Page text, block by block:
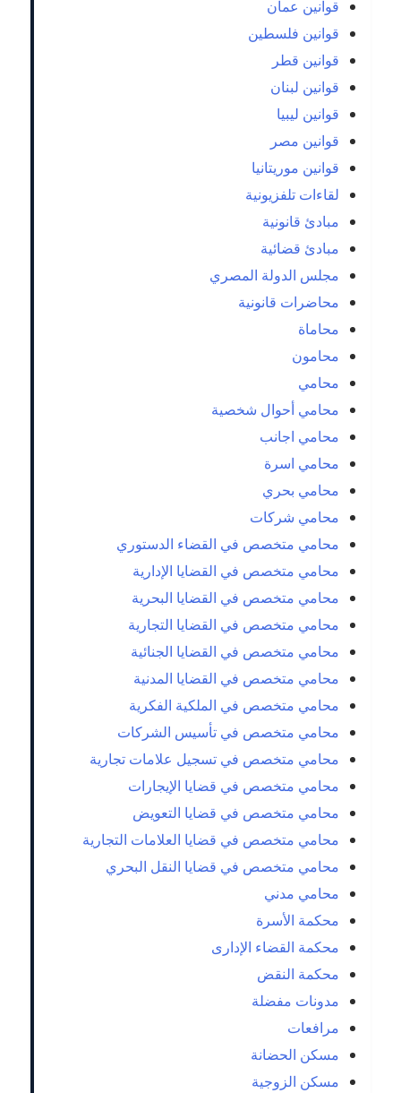
قوانين عمان
قوانين فلسطين
قوانين قطر
قوانين لبنان
قوانين ليبيا
قوانين مصر
قوانين موريتانيا
لقاءات تلفزيونية
مبادئ قانونية
مبادئ قضائية
مجلس الدولة المصري
محاضرات قانونية
محاماة
محامون
محامي
محامي أحوال شخصية
محامي اجانب
محامي اسرة
محامي بحري
محامي شركات
محامي متخصص في القضاء الدستوري
محامي متخصص في القضايا الإدارية
محامي متخصص في القضايا البحرية
محامي متخصص في القضايا التجارية
محامي متخصص في القضايا الجنائية
محامي متخصص في القضايا المدنية
محامي متخصص في الملكية الفكرية
محامي متخصص في تأسيس الشركات
محامي متخصص في تسجيل علامات تجارية
محامي متخصص في قضايا الإيجارات
محامي متخصص في قضايا التعويض
محامي متخصص في قضايا العلامات التجارية
محامي متخصص في قضايا النقل البحري
محامي مدني
محكمة الأسرة
محكمة القضاء الإدارى
محكمة النقض
مدونات مفضلة
مرافعات
مسكن الحضانة
مسكن الزوجية